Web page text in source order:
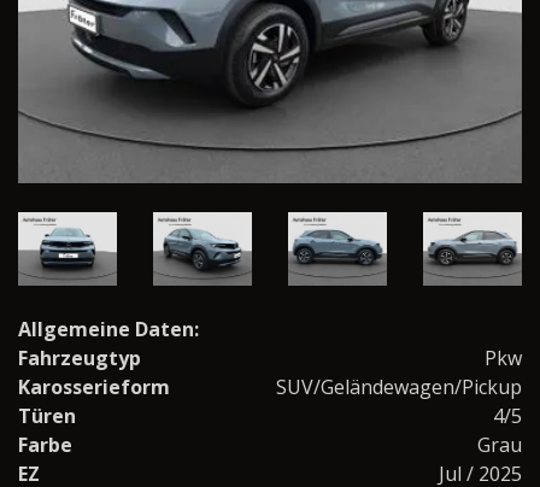
Allgemeine Daten:
Fahrzeugtyp
Pkw
Karosserieform
SUV/Geländewagen/Pickup
Türen
4/5
Farbe
Grau
EZ
Jul / 2025